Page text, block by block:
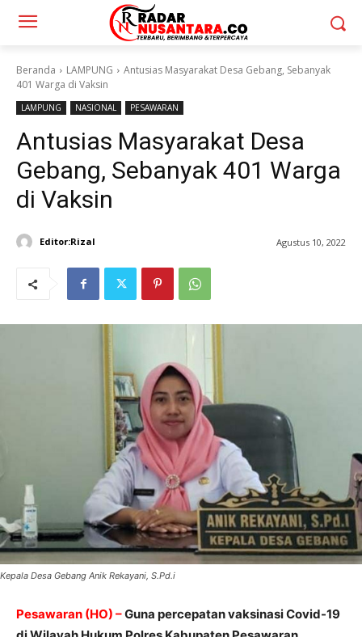
Beranda LAMPUNG
Antusias Masyarakat Desa Gebang, Sebanyak
401 Warga di Vaksin
LAMPUNG NASIONAL PESAWARAN
Antusias Masyarakat Desa
Gebang, Sebanyak 401 Warga
di Vaksin
Editor:Rizal Agustus 10, 2022
Kepala Desa Gebang Anik Rekayani, S.Pd.i
Pesawaran (HO) –Guna percepatan vaksinasi Covid-19